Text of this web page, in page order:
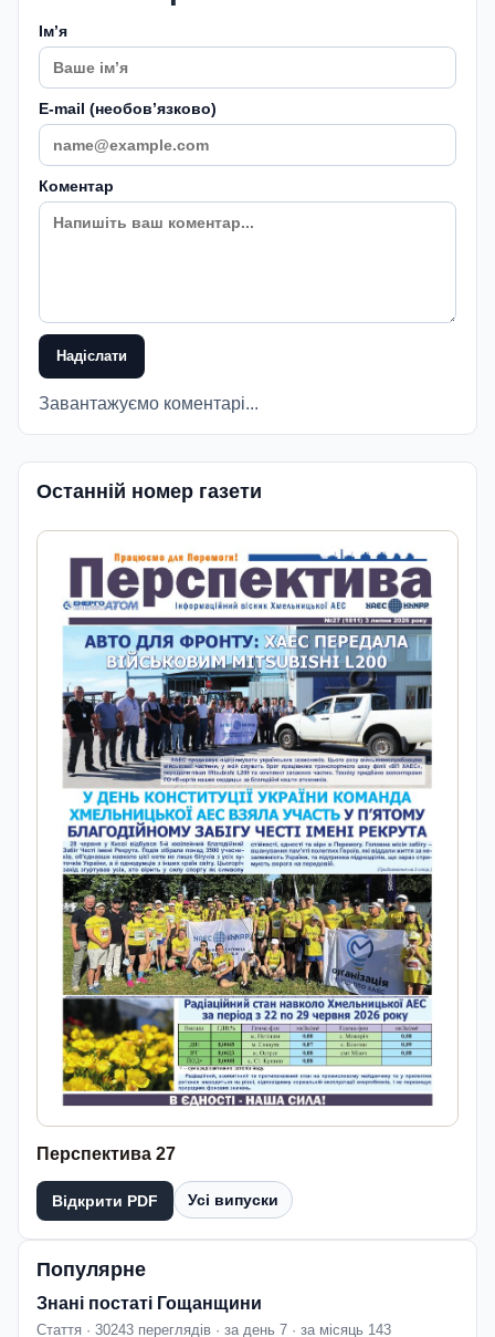
Імʼя
E-mail (необовʼязково)
Коментар
Надіслати
Завантажуємо коментарі...
Останній номер газети
Перспектива 27
Відкрити PDF Усі випуски
Популярне
Знані постаті Гощанщини
Стаття · 30243 переглядів · за день 7 · за місяць 143